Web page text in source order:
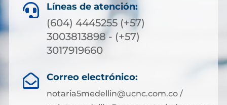
 Líneas de atención:
(604) 4445255 (+57)
3003813898 - (+57)
3017919660
 Correo electrónico:
notaria5medellin@ucnc.com.co /